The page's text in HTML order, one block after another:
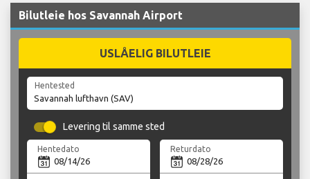
Bilutleie hos Savannah Airport
USLÅELIG BILUTLEIE
Hentested
Levering til samme sted
Hentedato Returdato